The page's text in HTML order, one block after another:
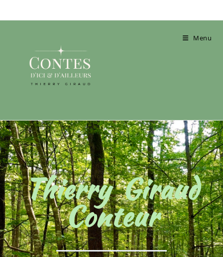
Menu
Thierry Giraud
Conteur